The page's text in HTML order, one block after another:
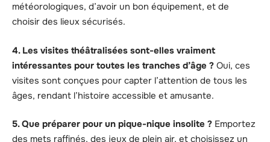
météorologiques, d’avoir un bon équipement, et de
choisir des lieux sécurisés.
4. Les visites théâtralisées sont-elles vraiment
intéressantes pour toutes les tranches d’âge ? Oui, ces
visites sont conçues pour capter l’attention de tous les
âges, rendant l’histoire accessible et amusante.
5. Que préparer pour un pique-nique insolite ? Emportez
des mets raffinés, des jeux de plein air, et choisissez un